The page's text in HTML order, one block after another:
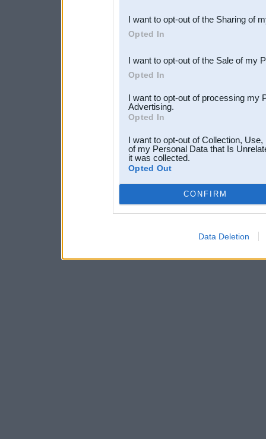
Downstream Participants
third parties.
I want to opt-out of the Sharing of
Opted In
I want to opt-out of the Sale of my
Opted In
I want to opt-out of processing my
Advertising.
Opted In
I want to opt-out of Collection,
of my Personal Data that Is
it was collected.
Opted Out
CONFIRM
Data Deletion